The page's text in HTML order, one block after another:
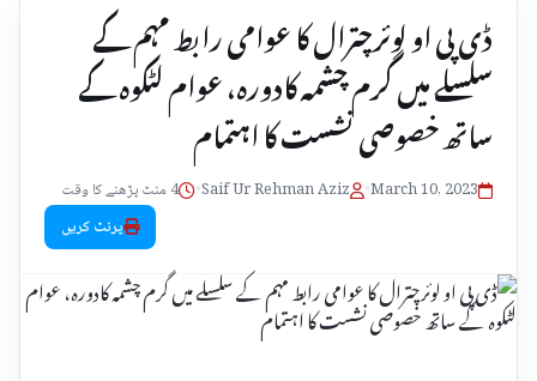
ڈی پی او لوئرچترال کا عوامی رابط مہم کے
سلسلے میں گرم چشمہ کادورہ، عوام لٹکوہ کے
ساتھ خصوصی نشست کا اہتمام
March 10, 2023
•
Saif Ur Rehman Aziz
•
4 منٹ پڑھنے کا وقت
پرنٹ کریں